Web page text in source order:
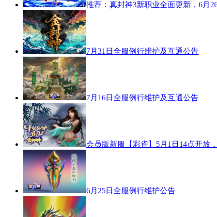
推荐：真封神3新职业全面更新，6月
7月31日全服例行维护及互通公告
7月16日全服例行维护及互通公告
会员版新服【彩雀】5月1日14点开放
6月25日全服例行维护公告